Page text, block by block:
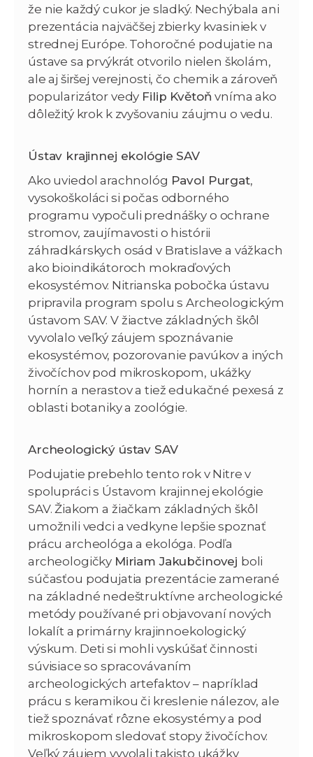
že nie každý cukor je sladký. Nechýbala ani
prezentácia najväčšej zbierky kvasiniek v
strednej Európe. Tohoročné podujatie na
ústave sa prvýkrát otvorilo nielen školám,
ale aj širšej verejnosti, čo chemik a zároveň
popularizátor vedy Filip Květoň vníma ako
dôležitý krok k zvyšovaniu záujmu o vedu.
Ústav krajinnej ekológie SAV
Ako uviedol arachnológ Pavol Purgat,
vysokoškoláci si počas odborného
programu vypočuli prednášky o ochrane
stromov, zaujímavosti o histórii
záhradkárskych osád v Bratislave a vážkach
ako bioindikátoroch mokraďových
ekosystémov. Nitrianska pobočka ústavu
pripravila program spolu s Archeologickým
ústavom SAV. V žiactve základných škôl
vyvolalo veľký záujem spoznávanie
ekosystémov, pozorovanie pavúkov a iných
živočíchov pod mikroskopom, ukážky
hornín a nerastov a tiež edukačné pexesá z
oblasti botaniky a zoológie.
Archeologický ústav SAV
Podujatie prebehlo tento rok v Nitre v
spolupráci s Ústavom krajinnej ekológie
SAV. Žiakom a žiačkam základných škôl
umožnili vedci a vedkyne lepšie spoznať
prácu archeológa a ekológa. Podľa
archeologičky Miriam Jakubčinovej boli
súčasťou podujatia prezentácie zamerané
na základné nedeštruktívne archeologické
metódy používané pri objavovaní nových
lokalít a primárny krajinnoekologický
výskum. Deti si mohli vyskúšať činnosti
súvisiace so spracovávaním
archeologických artefaktov – napríklad
prácu s keramikou či kreslenie nálezov, ale
tiež spoznávať rôzne ekosystémy a pod
mikroskopom sledovať stopy živočíchov.
Veľký záujem vyvolali takisto ukážky